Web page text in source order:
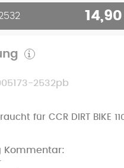
2532pb
für CCR DIRT BIKE
Kommentar: